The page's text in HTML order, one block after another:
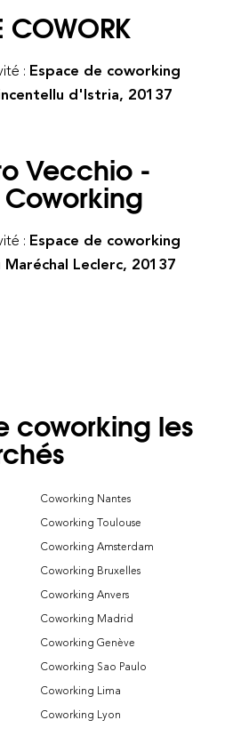
COWORK
: Espace de coworking
d'Istria, 20137
Vecchio -
: Espace de coworking
Maréchal Leclerc, 20137
coworking les
Coworking Nantes
Coworking Toulouse
Coworking Amsterdam
Coworking Bruxelles
Coworking Anvers
Coworking Madrid
Coworking Genève
Coworking Sao Paulo
Coworking Lima
Coworking Lyon